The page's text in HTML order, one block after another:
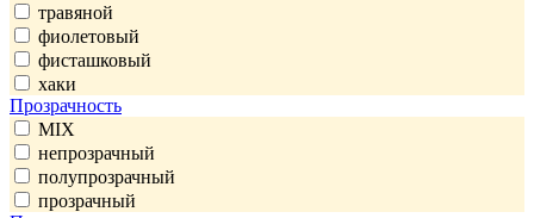
травяной
фиолетовый
фисташковый
хаки
Прозрачность
MIX
непрозрачный
полупрозрачный
прозрачный